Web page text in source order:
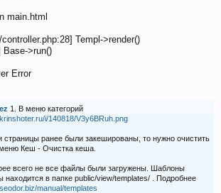
main.html
Templ->render()
Base->run()
Error
1. В меню категорий
i/140818/V3y6BRuh.png
страницы ранее были закешированы, то нужно очистить
Кеш - Очистка кеша.
всего не все файлы были загружены. Шаблоны
находится в папке public/view/templates/ . Подробнее
manual/templates